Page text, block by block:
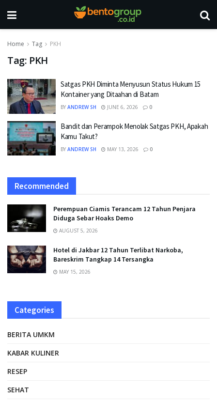
Home Tag PKH
Tag: PKH
Satgas PKH Diminta Menyusun Status Hukum 15
Kontainer yang Ditaahan di Batam
BY ANDREW SH JUNE 6, 2026 0
Bandit dan Perampok Menolak Satgas PKH, Apakah
Kamu Takut?
BY ANDREW SH MAY 13, 2026 0
Recommended
Perempuan Ciamis Terancam 12 Tahun Penjara
Diduga Sebar Hoaks Demo
AUGUST 5, 2026
Hotel di Jakbar 12 Tahun Terlibat Narkoba,
Bareskrim Tangkap 14 Tersangka
MAY 15, 2026
Categories
BERITA UMKM
KABAR KULINER
RESEP
SEHAT